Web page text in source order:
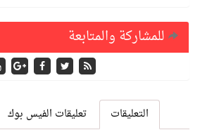
للمشاركة والمتابعة
التعليقات تعليقات الفيس بوك